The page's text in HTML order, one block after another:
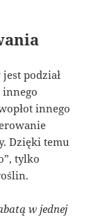
podział
innego
Dzięki temu
tylko
w jednej